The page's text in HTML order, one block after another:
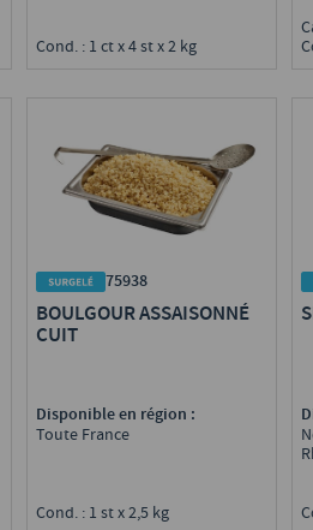
Cond. : 1 ct x 4 st x 2 kg
75938
BOULGOUR ASSAISONNÉ
CUIT
Disponible en région :
Toute France
Cond. : 1 st x 2,5 kg